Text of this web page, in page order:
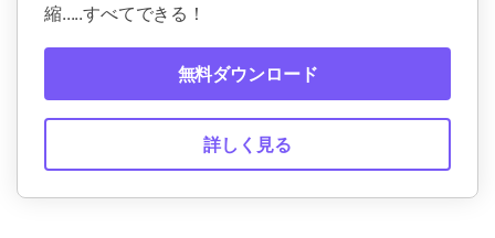
縮.....すべてできる！
無料ダウンロード
詳しく見る